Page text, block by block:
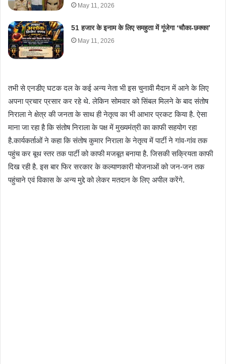
May 11, 2026
51 हजार के इनाम के लिए समहुता में गूंजेगा ‘चौका-छक्का’
May 11, 2026
तभी से एनडीए घटक दल के कई अन्य नेता भी इस चुनावी मैदान में आने के लिए
अपना प्रचार प्रसार कर रहे थे. लेकिन सोमवार को सिंबल मिलने के बाद संतोष
निराला ने क्षेत्र की जनता के साथ ही नेतृत्व का भी आभार प्रकट किया है. ऐसा
माना जा रहा है कि संतोष निराला के पक्ष में मुख्यमंत्री का काफी सहयोग रहा
है.कार्यकर्ताओं ने कहा कि संतोष कुमार निराला के नेतृत्व में पार्टी ने गांव-गांव तक
पहुंच कर बूथ स्तर तक पार्टी को काफी मजबूत बनाया है. जिसकी सक्रियता काफी
दिख रही है. इस बार फिर सरकार के कल्याणकारी योजनाओं को जन-जन तक
पहुंचाने एवं विकास के अन्य मुद्दे को लेकर मतदान के लिए अपील करेंगे.